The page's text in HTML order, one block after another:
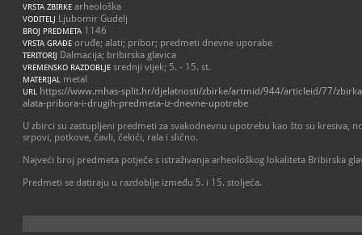
VRSTA ZBIRKE arheološka
VODITELJ Ljubomir Gudelj
BROJ PREDMETA 1146
VRSTA GRAĐE oruđe; alati; pribor; predmeti dnevne uporabe
TERITORIJ Dalmacija; bribirska glavica
VREMENSKO RAZDOBLJE srednji vijek; 5. - 15. st.
MATERIJAL metal
URL
https://www.mhas-split.hr/djelatnosti/zbirke/artmid/944/articleid/77/
alata-pribora-i-drugih-predmeta-iz-dnevne-upotrebe
U zbirci su zastupljeni predmeti za svakodnevnu upotrebu kao što su kresiva,
srpovi, potkove, čavli, čekići, rala i slično.
Najveći broj predmeta potječe s istraživanja arheološkog lokaliteta Bribirska
Predmeti se datiraju u razdoblje između 5. i 15. stoljeća.